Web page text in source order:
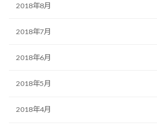
2018年8月
2018年7月
2018年6月
2018年5月
2018年4月